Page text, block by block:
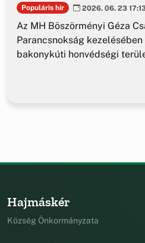
Populáris hír 2026. 06. 23
Az MH Böszörményi Géza
Parancsnokság
bakonykúti honvédségi
Hajmáskér
Község Önkormányzata